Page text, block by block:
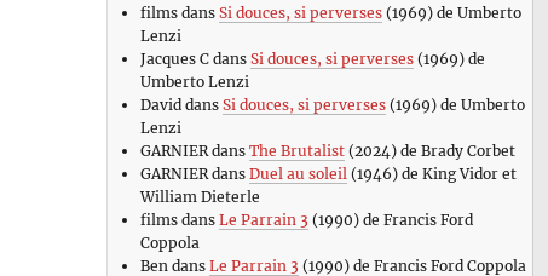
filmsdans Si douces, si perverses(1969) de Umberto
Lenzi
Jacques Cdans Si douces, si perverses(1969) de
Umberto Lenzi
Daviddans Si douces, si perverses(1969) de Umberto
Lenzi
GARNIERdans The Brutalist(2024) de Brady Corbet
GARNIERdans Duel au soleil (1946) de King Vidor et
William Dieterle
filmsdans Le Parrain 3 (1990) de Francis Ford
Coppola
Ben dans Le Parrain 3 (1990) de Francis Ford Coppola